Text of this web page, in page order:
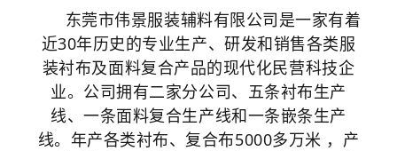
东莞市伟景服装辅料有限公司是一家有着
近30年历史的专业生产、研发和销售各类服
装衬布及面料复合产品的现代化民营科技企
业。公司拥有二家分公司、五条衬布生产
线、一条面料复合生产线和一条嵌条生产
线。年产各类衬布、复合布5000多万米 ，产